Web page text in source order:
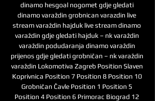
dinamo hesgoal nogomet gdje gledati
dinamo varaždin grobnican varazdin live
stream varaždin hajduk live stream dinamo
varaždin gdje gledati hajduk – nk varaždin
varaždin podudaranja dinamo varaždin
prijenos gdje gledati grobničan – nk varaždin
varaždin Lokomotiva Zagreb Position Slaven
Koprivnica Position 7 Position 8 Position 10
Grobničan Čavle Position 1 Position 5
Position 4 Position 6 Primorac Biograd 12